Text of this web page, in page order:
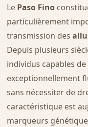
Le Paso Fino
particulièrement
transmission des
Depuis plusieurs
individus capables
exceptionnellement
sans nécessiter de
caractéristique est
marqueurs